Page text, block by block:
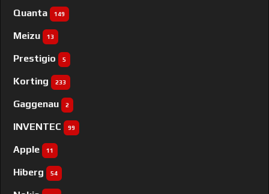
Quanta 149
Meizu 13
Prestigio 5
Korting 233
Gaggenau 2
INVENTEC 99
Apple 11
Hiberg 54